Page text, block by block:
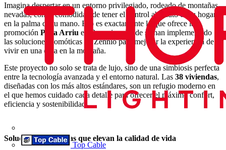
Top Cable
Imagina despertar en un entorno privilegiado, rodeado de montañas
nevadas, con la comodidad de tener el control absoluto de tu hogar
en la palma de tu mano. Eso es exactamente lo que ofrece la
promoción Pleta Arriu en Baqueira, donde se han implementado
las soluciones domóticas de Zennio para mejorar la experiencia de
vivir en una casa en la montaña.
Este proyecto no solo se trata de lujo, sino de una simbiosis perfecta
entre la tecnología avanzada y el entorno natural. Las 38 viviendas,
diseñadas con los más altos estándares, son un refugio moderno en
el que hemos cuidado cada detalle para ofrecer el máximo confort,
eficiencia y sostenibilidad.
Soluciones domóticas que elevan la calidad de vida